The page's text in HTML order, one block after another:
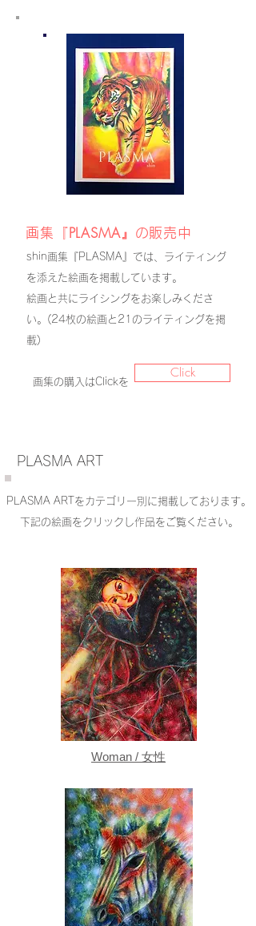
画集『PLASMA』 の販売中
shin画集『PLASMA』では、ライティング
を添えた絵画を掲載しています。
​絵画と共にライシングをお楽しみくださ
い。(24枚の絵画と21のライティングを掲
載)
画集の購入はClickを
Click
PLASMA ART
PLASMA ARTを カテゴリー別に掲載しております。
下記の絵画をクリックし作品をご覧ください。
Woman / 女性